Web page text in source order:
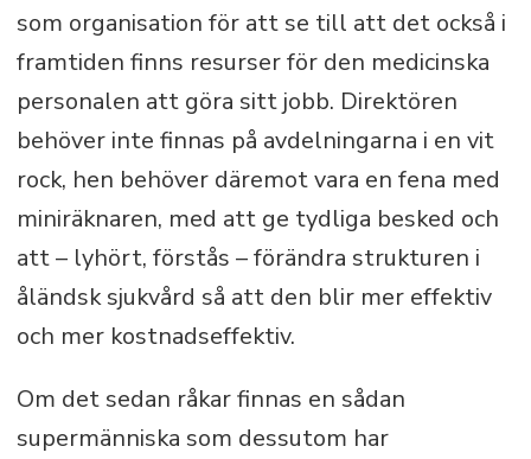
som organisation för att se till att det också i
framtiden finns resurser för den medicinska
personalen att göra sitt jobb. Direktören
behöver inte finnas på avdelningarna i en vit
rock, hen behöver däremot vara en fena med
miniräknaren, med att ge tydliga besked och
att – lyhört, förstås – förändra strukturen i
åländsk sjukvård så att den blir mer effektiv
och mer kostnadseffektiv.
Om det sedan råkar finnas en sådan
supermänniska som dessutom har